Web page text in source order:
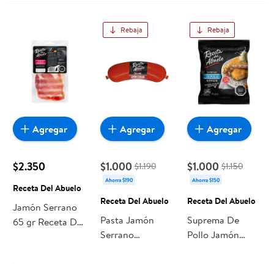
$2.350
Receta Del Abuelo
Jamón Serrano
65 gr Receta Del
Agregar
Rebaja
$1.000 $1.190
Ahorra $190
Receta Del Abuelo
Pasta Jamón
Serrano
Agregar
Rebaja
$1.000 $1.150
Ahorra $150
Receta Del Abuelo
Suprema De
Pollo Jamón
Agregar